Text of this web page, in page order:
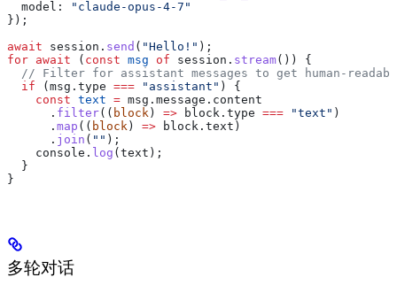
  model:
"claude-opus-4-7"
});
await session . send ( "Hello!" );
for await ( const msg of session . stream()) {
// Filter for assistant messages to get human-
  if
( msg . type === "assistant" ) {
    const
text = msg . message . content
      .
filter(( block ) => block . type === "text" )
      .
map (( block ) => block . text )
      .
join ( "" );
    console
. log ( text );
  }
}
多轮对话